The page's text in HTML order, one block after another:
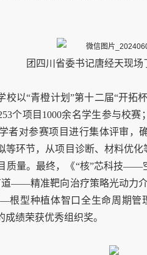
团四川省委书记唐经天现
校以“青橙计划”第十二届“开拓
个项目 1000余名学生参与校赛
者对参赛项目进行集体评审，
等环节，从项目诊断、材料优
质量。最终，《“核”芯科技——
——精准靶向治疗策略光动力
根型种植体智口全生命周期管
绩荣获优秀组织奖。